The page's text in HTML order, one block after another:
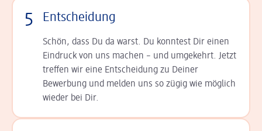
5 Entscheidung
Schön, dass Du da warst. Du konntest Dir einen
Ein­druck von uns machen – und umgekehrt. Jetzt
tref­fen wir eine Entscheidung zu Deiner
Bewerbung und melden uns so zügig wie möglich
wieder bei Dir.